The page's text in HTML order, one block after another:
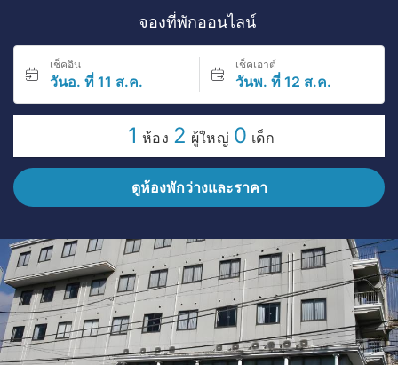
จองที่พักออนไลน์
เช็คอิน
วันอ. ที่ 11 ส.ค.
เช็คเอาต์
วันพ. ที่ 12 ส.ค.
1 ห้อง 2 ผู้ใหญ่ 0 เด็ก
ดูห้องพักว่างและราคา